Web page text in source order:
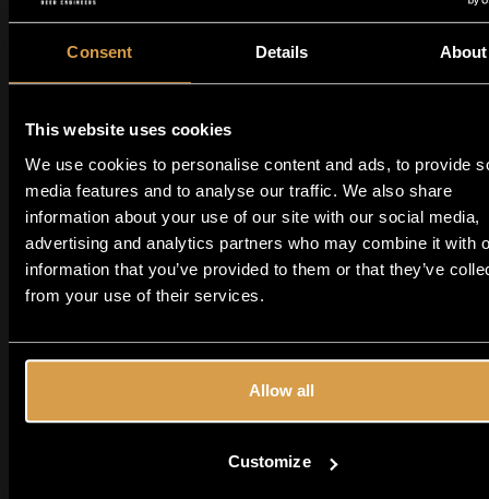
Consent Details About
This website uses cookies
We use cookies to personalise content and ads, to provide
media features and to analyse our traffic. We also share
information about your use of our site with our social media,
advertising and analytics partners who may combine it with
information that you’ve provided to them or that they’ve
from your use of their services.
Allow all
Customize
Avez-vous plus
18 ans ?
Même si elles ont été préparées et dégustées,
c'est ainsi qu'une bière de Moersleutel doit
être préparée. Si vous n'êtes pas un amateur
vous commencez à vous intéresser aux bières
artisanales, consultez notre liste des IPA les
plus connus...
EN SAVOIR PLUS